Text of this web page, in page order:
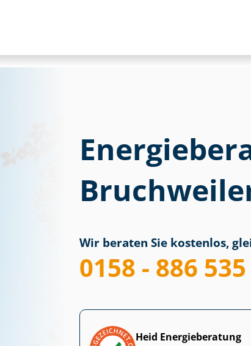
Wir beraten Sie kostenlos,
0158 - 886
Heid Energieberatung